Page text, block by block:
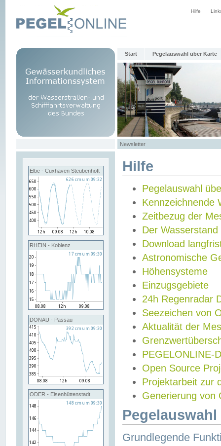
Hilfe
Start Pegelauswahl über Karte
Newsletter
Elbe - Cuxhaven Steubenhöft
RHEIN - Koblenz
DONAU - Passau
ODER - Eisenhüttenstadt
Hilfe
Pegelauswahl
Kennzeichnende
Zeitbezug der
Der Wasserstand
Download
Astronomische
Höhensysteme
Einzugsgebiete
24h Regenradar
Seezeichen von
Aktualität der
PEGELONLINE-
Open Source
Projektarbeit zur
Generierung von
Grundlegende